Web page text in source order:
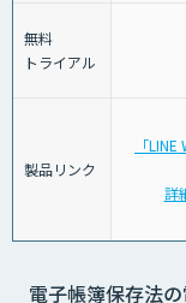
無料
トライアル
製品リンク
「LINE
詳
電子帳簿保存法